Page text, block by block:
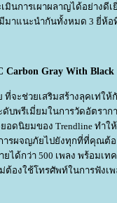
มินการเผาผลาญได้อย่างดี
มาแนะนำกันทั้งหมด 3 ยี่ห้
Carbon Gray With Black
ที่จะช่วยเสริมสร้างลุคเท่ใ
บพรีเมี่ยมในการวัดอัตรา
ดนิยมของ Trendline ทำใ
ารผจญภัยไปยังทุกที่ที่คุณต้
ยได้กว่า 500 เพลง พร้อมเ
ต้องใช้โทรศัพท์ในการฟังเ